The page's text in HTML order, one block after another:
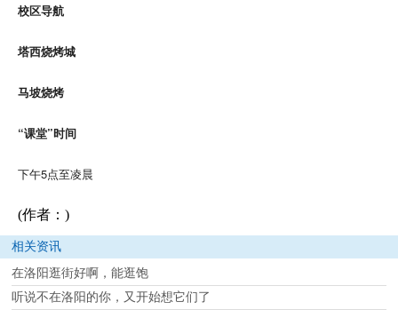
校区导航
塔西烧烤城
马坡烧烤
“课堂”时间
下午5点至凌晨
(作者：)
相关资讯
在洛阳逛街好啊，能逛饱
听说不在洛阳的你，又开始想它们了